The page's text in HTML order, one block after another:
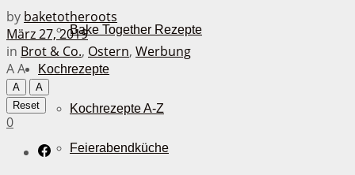
Bake Together Rezepte
Kochrezepte
Kochrezepte A-Z
Feierabendküche
by baketotheroots
März 27, 2019
in Brot & Co., Ostern, Werbung
AA
A
A
Reset
0